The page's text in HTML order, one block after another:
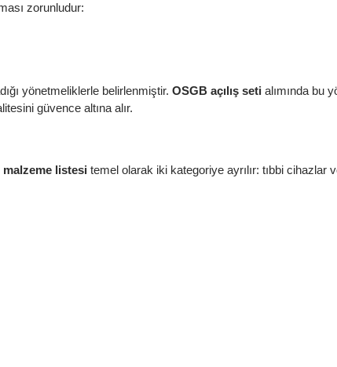
zorunludur:
yönetmeliklerle belirlenmiştir. OSGB açılış seti alımında bu
güvence altına alır.
listesi temel olarak iki kategoriye ayrılır: tıbbi cihazlar